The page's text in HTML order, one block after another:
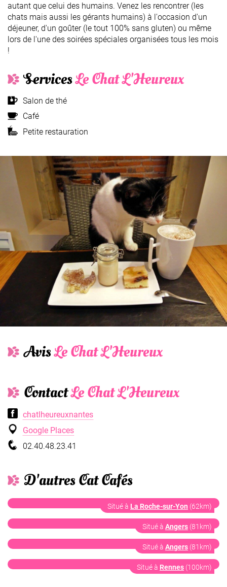
autant que celui des humains. Venez les rencontrer (les
chats mais aussi les gérants humains) à l'occasion d'un
déjeuner, d'un goûter (le tout 100% sans gluten) ou même
lors de l'une des soirées spéciales organisées tous les mois
!
ServicesLe Chat L'Heureux
Salon de thé
Café
Petite restauration
AvisLe Chat L'Heureux
ContactLe Chat L'Heureux
chatlheureuxnantes
Google Places
02.40.48.23.41
D'autres Cat Cafés
Le Chalet
Situé à La Roche-sur-Yon (62km)
Chat'lon de thé
Situé à Angers (81km)
Cats And Cookies
Situé à Angers (81km)
Le Chat Puccino
Situé à Rennes (100km)